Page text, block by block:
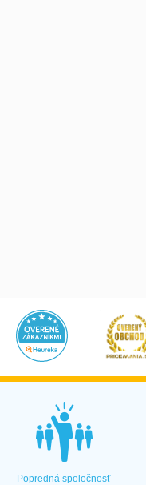
Popredná spoločnosť